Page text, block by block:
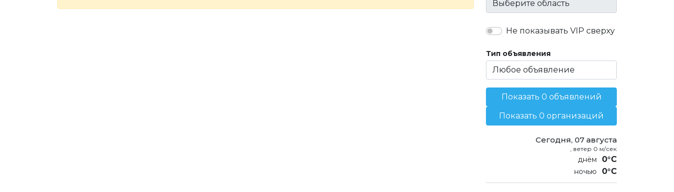
Не показывать VIP сверху
Тип объявления
Показать 0 объявлений
Показать 0 организаций
Сегодня, 07 августа
, ветер 0 м/сек
0°C
0°C